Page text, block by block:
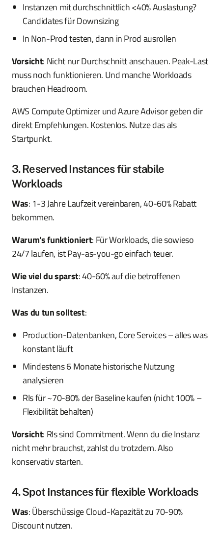
Instanzen mit durchschnittlich <40% Auslastung?
Candidates für Downsizing
In Non-Prod testen, dann in Prod ausrollen
Vorsicht: Nicht nur Durchschnitt anschauen. Peak-Last
muss noch funktionieren. Und manche Workloads
brauchen Headroom.
AWS Compute Optimizer und Azure Advisor geben dir
direkt Empfehlungen. Kostenlos. Nutze das als
Startpunkt.
3. Reserved Instances für stabile
Workloads
Was: 1-3 Jahre Laufzeit vereinbaren, 40-60% Rabatt
bekommen.
Warum's funktioniert: Für Workloads, die sowieso
24/7 laufen, ist Pay-as-you-go einfach teuer.
Wie viel du sparst: 40-60% auf die betroffenen
Instanzen.
Was du tun solltest:
Production-Datenbanken, Core Services – alles was
konstant läuft
Mindestens 6 Monate historische Nutzung
analysieren
RIs für ~70-80% der Baseline kaufen (nicht 100% –
Flexibilität behalten)
Vorsicht: RIs sind Commitment. Wenn du die Instanz
nicht mehr brauchst, zahlst du trotzdem. Also
konservativ starten.
4. Spot Instances für flexible Workloads
Was: Überschüssige Cloud-Kapazität zu 70-90%
Discount nutzen.